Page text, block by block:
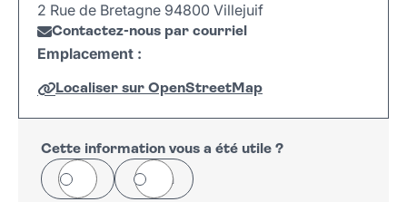
2 Rue de Bretagne 94800 Villejuif
Contactez-nous par courriel
Emplacement :
Localiser sur OpenStreetMap
+
−
Leaflet
Cette information vous a été utile ?
Oui Non